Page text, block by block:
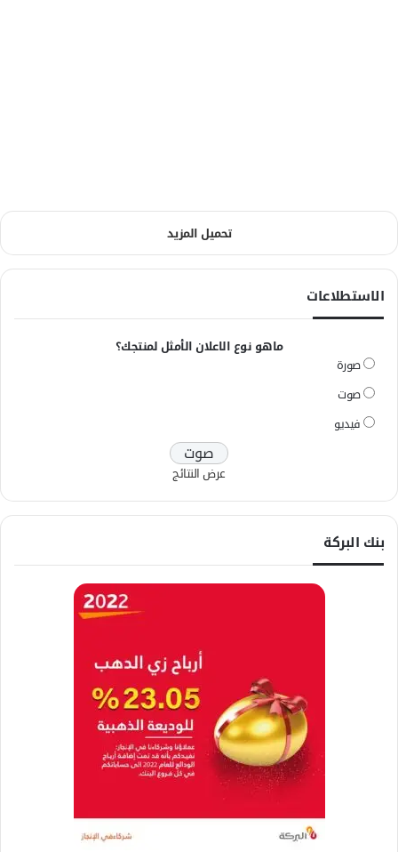
تحميل المزيد
الاستطلاعات
ماهو نوع الاعلان الأمثل لمنتجك؟
صورة
صوت
فيديو
عرض النتائج
بنك البركة